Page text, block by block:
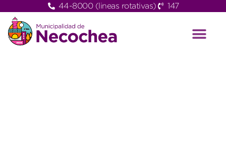
44-8000 (lineas rotativas) 147